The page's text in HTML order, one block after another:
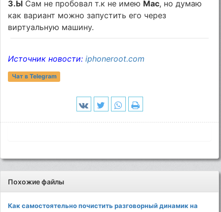
З.Ы Сам не пробовал т.к не имею Mac, но думаю
как вариант можно запустить его через
виртуальную машину.
Источник новости:iphoneroot.com
Чат в Telegram
Похожие файлы
Как самостоятельно почистить разговорный динамик на